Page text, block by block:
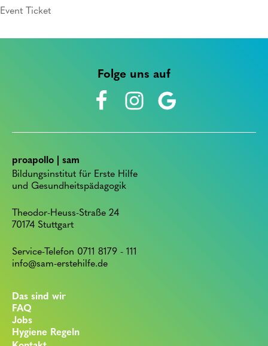
Event Ticket
Folge uns auf
proapollo | sam
Bildungsinstitut für Erste Hilfe
und Gesundheitspädagogik
Theodor-Heuss-Straße 24
70174 Stuttgart
Service-Telefon 0711 8179 - 111
info@sam-erstehilfe.de
Das sind wir
FAQ
Jobs
Hygiene Regeln